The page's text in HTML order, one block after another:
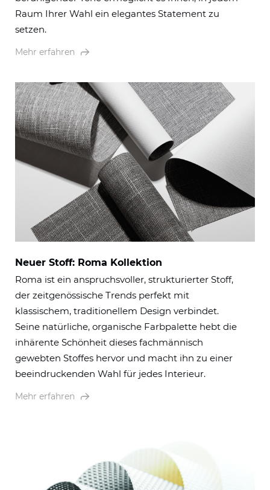
Raum Ihrer Wahl ein elegantes Statement zu
setzen.
Mehr erfahren
Neuer Stoff: Roma Kollektion
Roma ist ein anspruchsvoller, strukturierter Stoff,
der zeitgenössische Trends perfekt mit
klassischem, traditionellem Design verbindet.
Seine natürliche, organische Farbpalette hebt die
inhärente Schönheit dieses fachmännisch
gewebten Stoffes hervor und macht ihn zu einer
beeindruckenden Wahl für jedes Interieur.
Mehr erfahren